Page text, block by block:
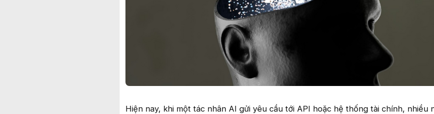
Hiện nay, khi một tác nhân AI gửi yêu cầu tới API hoặc hệ thống tài chính, nhiều